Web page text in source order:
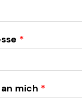
*
mich *